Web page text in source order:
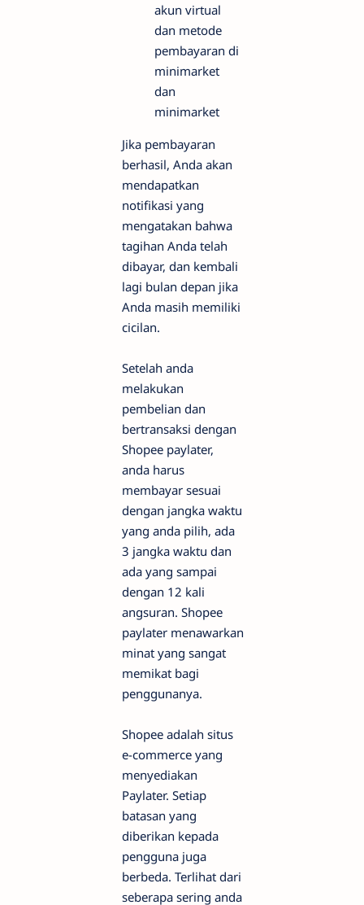
akun virtual
dan metode
pembayaran di
minimarket
dan
minimarket
Jika pembayaran
berhasil, Anda akan
mendapatkan
notifikasi yang
mengatakan bahwa
tagihan Anda telah
dibayar, dan kembali
lagi bulan depan jika
Anda masih memiliki
cicilan.
Setelah anda
melakukan
pembelian dan
bertransaksi dengan
Shopee paylater,
anda harus
membayar sesuai
dengan jangka waktu
yang anda pilih, ada
3 jangka waktu dan
ada yang sampai
dengan 12 kali
angsuran. Shopee
paylater menawarkan
minat yang sangat
memikat bagi
penggunanya.
Shopee adalah situs
e-commerce yang
menyediakan
Paylater. Setiap
batasan yang
diberikan kepada
pengguna juga
berbeda. Terlihat dari
seberapa sering anda